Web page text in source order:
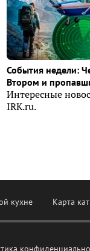
События недели:
Втором и
Интересные
IRK.ru.
кухне Карта